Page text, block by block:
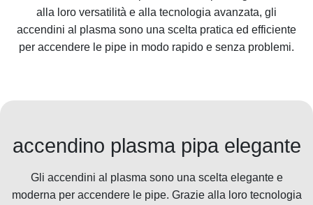
alla loro versatilità e alla tecnologia avanzata, gli
accendini al plasma sono una scelta pratica ed efficiente
per accendere le pipe in modo rapido e senza problemi.
accendino plasma pipa elegante
Gli accendini al plasma sono una scelta elegante e
moderna per accendere le pipe. Grazie alla loro tecnologia